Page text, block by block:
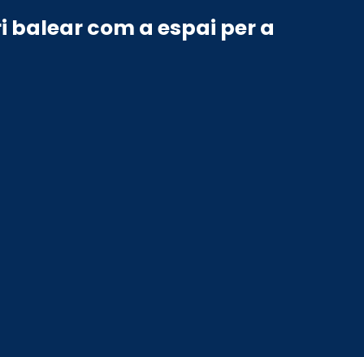
balear com a espai per a